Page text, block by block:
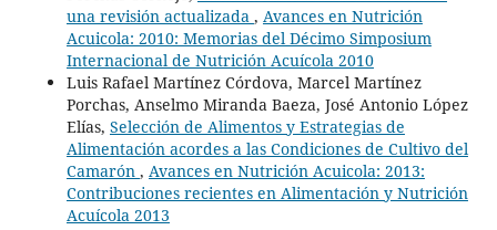
una revisión actualizada , Avances en Nutrición
Acuicola: 2010: Memorias del Décimo Simposium
Internacional de Nutrición Acuícola 2010
Luis Rafael Martínez Córdova, Marcel Martínez
Porchas, Anselmo Miranda Baeza, José Antonio López
Elías, Selección de Alimentos y Estrategias de
Alimentación acordes a las Condiciones de Cultivo del
Camarón , Avances en Nutrición Acuicola: 2013:
Contribuciones recientes en Alimentación y Nutrición
Acuícola 2013